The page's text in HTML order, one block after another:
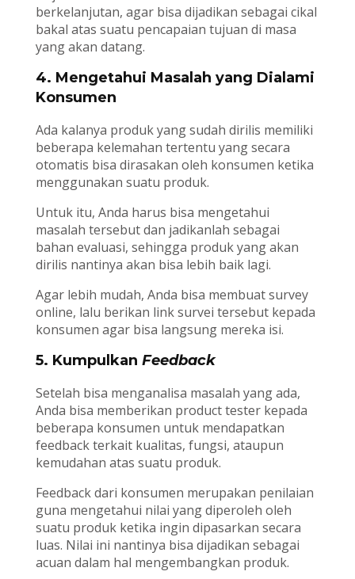
berkelanjutan, agar bisa dijadikan sebagai cikal
bakal atas suatu pencapaian tujuan di masa
yang akan datang.
4. Mengetahui Masalah yang Dialami
Konsumen
Ada kalanya produk yang sudah dirilis memiliki
beberapa kelemahan tertentu yang secara
otomatis bisa dirasakan oleh konsumen ketika
menggunakan suatu produk.
Untuk itu, Anda harus bisa mengetahui
masalah tersebut dan jadikanlah sebagai
bahan evaluasi, sehingga produk yang akan
dirilis nantinya akan bisa lebih baik lagi.
Agar lebih mudah, Anda bisa membuat survey
online, lalu berikan link survei tersebut kepada
konsumen agar bisa langsung mereka isi.
5. Kumpulkan Feedback
Setelah bisa menganalisa masalah yang ada,
Anda bisa memberikan product tester kepada
beberapa konsumen untuk mendapatkan
feedback terkait kualitas, fungsi, ataupun
kemudahan atas suatu produk.
Feedback dari konsumen merupakan penilaian
guna mengetahui nilai yang diperoleh oleh
suatu produk ketika ingin dipasarkan secara
luas. Nilai ini nantinya bisa dijadikan sebagai
acuan dalam hal mengembangkan produk.